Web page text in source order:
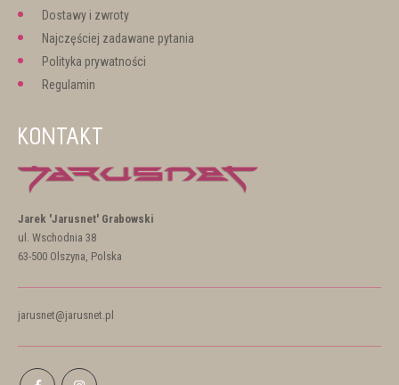
Dostawy i zwroty
Najczęściej zadawane pytania
Polityka prywatności
Regulamin
KONTAKT
Jarek 'Jarusnet' Grabowski
ul. Wschodnia 38
63-500 Olszyna, Polska
jarusnet@jarusnet.pl